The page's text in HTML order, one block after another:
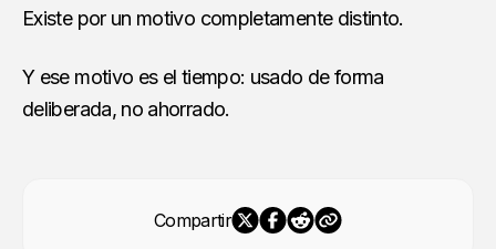
Existe por un motivo completamente distinto.
Y ese motivo es el tiempo: usado de forma
deliberada, no ahorrado.
Compartir